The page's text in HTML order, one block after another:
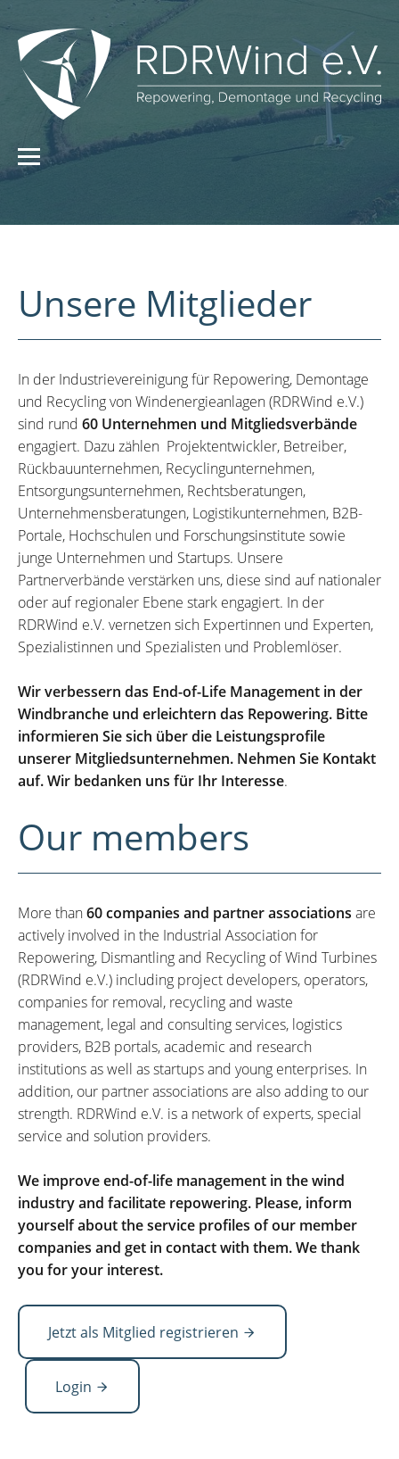
Unsere Mitglieder
In der Industrievereinigung für Repowering, Demontage
und Recycling von Windenergieanlagen (RDRWind e.V.)
sind rund 60 Unternehmen und Mitgliedsverbände
engagiert. Dazu zählen Projektentwickler, Betreiber,
Rückbauunternehmen, Recyclingunternehmen,
Entsorgungsunternehmen, Rechtsberatungen,
Unternehmensberatungen, Logistikunternehmen, B2B-
Portale, Hochschulen und Forschungsinstitute sowie
junge Unternehmen und Startups. Unsere
Partnerverbände verstärken uns, diese sind auf nationaler
oder auf regionaler Ebene stark engagiert. In der
RDRWind e.V. vernetzen sich Expertinnen und Experten,
Spezialistinnen und Spezialisten und Problemlöser.
Wir verbessern das End-of-Life Management in der
Windbranche und erleichtern das Repowering. Bitte
informieren Sie sich über die Leistungsprofile
unserer Mitgliedsunternehmen. Nehmen Sie Kontakt
auf. Wir bedanken uns für Ihr Interesse.
Our members
More than60 companies and partner associations are
actively involved in the Industrial Association for
Repowering, Dismantling and Recycling of Wind Turbines
(RDRWind e.V.) including project developers, operators,
companies for removal, recycling and waste
management, legal and consulting services, logistics
providers, B2B portals, academic and research
institutions as well as startups and young enterprises. In
addition, our partner associations are also adding to our
strength. RDRWind e.V. is a network of experts, special
service and solution providers.
We improve end-of-life management in the wind
industry and facilitate repowering. Please, inform
yourself about the service profiles of our member
companies and get in contact with them. We thank
you for your interest.
Jetzt als Mitglied registrieren
Login